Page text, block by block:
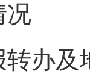
况
办及